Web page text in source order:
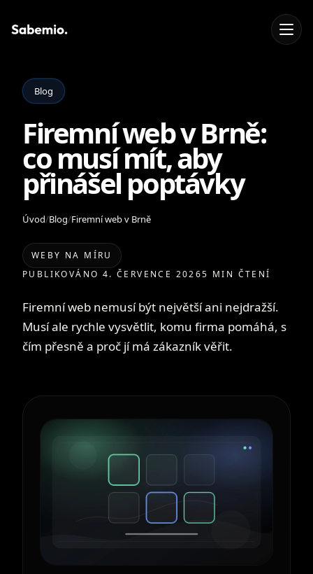
Blog
Firemní web v Brně:
co musí mít, aby
přinášel poptávky
Úvod/Blog/Firemní web v Brně
WEBY NA MÍRU
PUBLIKOVÁNO 4. ČERVENCE 20265 MIN ČTENÍ
Firemní web nemusí být největší ani nejdražší.
Musí ale rychle vysvětlit, komu firma pomáhá, s
čím přesně a proč jí má zákazník věřit.